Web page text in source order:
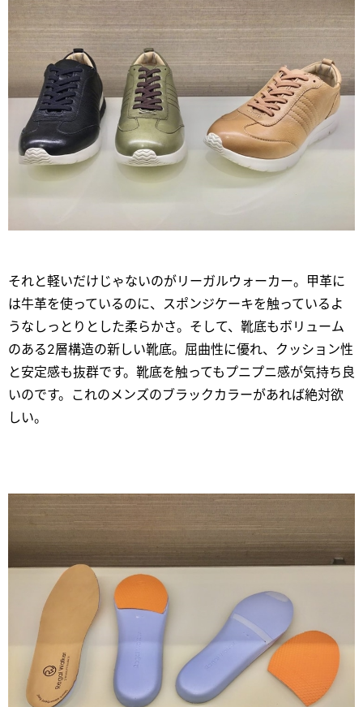
それと軽いだけじゃないのがリーガルウォーカー。甲革に
は牛革を使っているのに、スポンジケーキを触っているよ
うなしっとりとした柔らかさ。そして、靴底もボリューム
のある2層構造の新しい靴底。屈曲性に優れ、クッション性
と安定感も抜群です。靴底を触ってもプニプニ感が気持ち良
いのです。これのメンズのブラックカラーがあれば絶対欲
しい。